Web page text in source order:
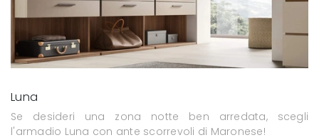
Luna
Se desideri una zona notte ben arredata, scegli
l'armadio Luna con ante scorrevoli di Maronese!